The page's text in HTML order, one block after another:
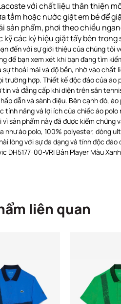
với chất liệu thân thiện
tắm hoặc nước giặt em bé để
sản phẩm, phơi theo chiều
kỹ các ký hiệu giặt tẩy bên trong
đến với sự giới thiệu của chúng tôi
để bạn xem xét khi bạn đang tìm
sự thoải mái và độ bền, nhờ vào
trường hợp. Thiết kế độc đáo của áo
và đẳng cấp khi diện trên sân
dẫn và sành điệu. Bên cạnh đó,
tính năng và lợi ích của chiếc áo
vì sản phẩm này đã được kiểm
như áo polo, 100% polyester, dòng
lòng với sự đa dạng và tính độc
DH5177-00-VRI Bản Player Màu
liên quan